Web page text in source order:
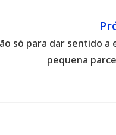
só para dar sentido a
pequena